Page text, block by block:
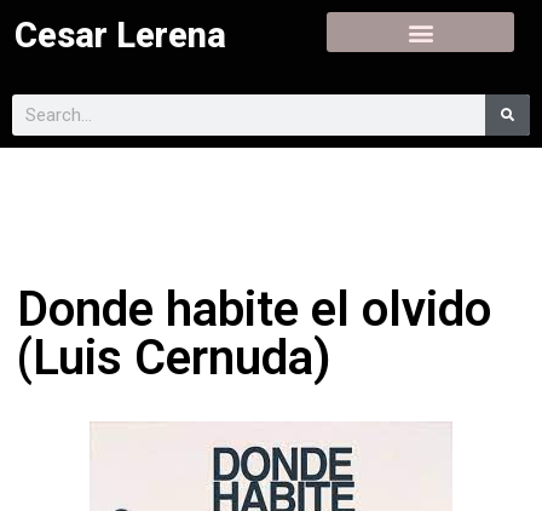
Cesar Lerena
Donde habite el olvido
(Luis Cernuda)